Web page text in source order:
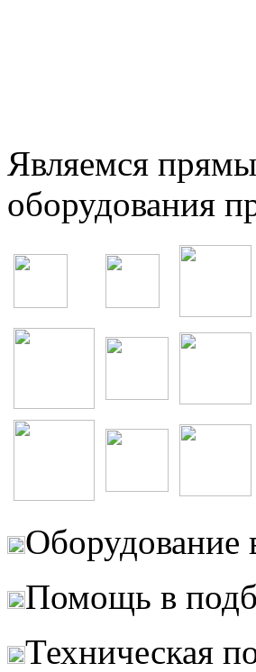
Являемся
оборудования
Оборудование
Помощь в
Техническая